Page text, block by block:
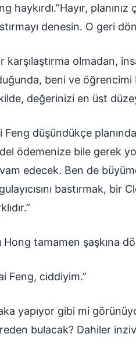
haykırdı.”Hayır,
denesin. O geri
karşılaştırma olmadan,
beni ve öğrencimi
değerinizi en üst
Feng düşündükçe
ödemenize bile gerek
edecek. Ben de
bastırmak, bir
Hong tamamen şaşkına
Feng, ciddiyim.”
yapıyor gibi mi
bulacak? Dahiler